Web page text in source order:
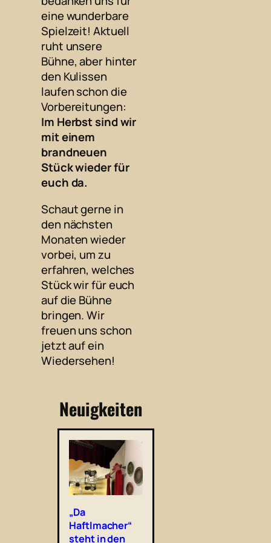
eine wunderbare
Spielzeit! Aktuell
ruht unsere
Bühne, aber hinter
den Kulissen
laufen schon die
Vorbereitungen:
Im Herbst sind wir
mit einem
brandneuen
Stück wieder für
euch da.
Schaut gerne in
den nächsten
Monaten wieder
vorbei, um zu
erfahren, welches
Stück wir für euch
auf die Bühne
bringen. Wir
freuen uns schon
jetzt auf ein
Wiedersehen!
Neuigkeiten
„Da
Haftlmacher“
steht in den